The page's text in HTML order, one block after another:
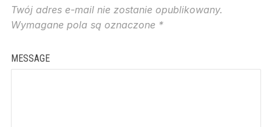
Twój adres e-mail nie zostanie opublikowany.
Wymagane pola są oznaczone *
MESSAGE